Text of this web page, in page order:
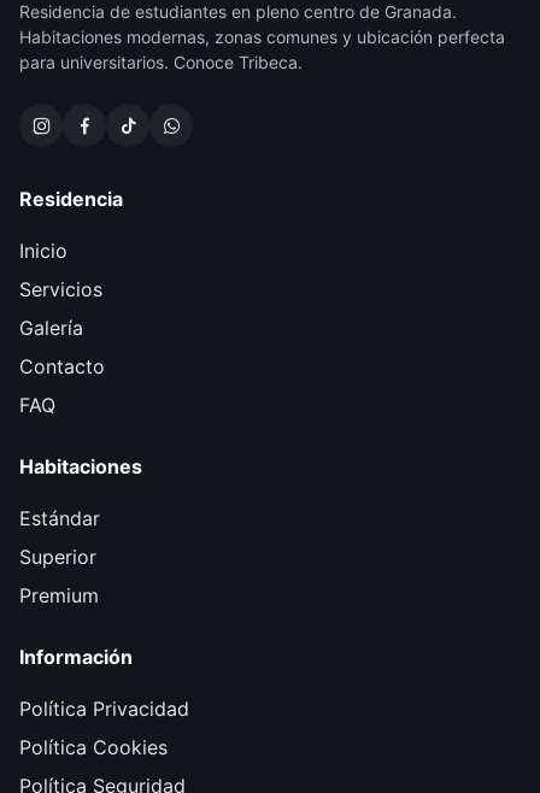
Residencia de estudiantes en pleno centro de Granada.
Habitaciones modernas, zonas comunes y ubicación perfecta
para universitarios. Conoce Tribeca.
Residencia
Inicio
Servicios
Galería
Contacto
FAQ
Habitaciones
Estándar
Superior
Premium
Información
Política Privacidad
Política Cookies
Política Seguridad